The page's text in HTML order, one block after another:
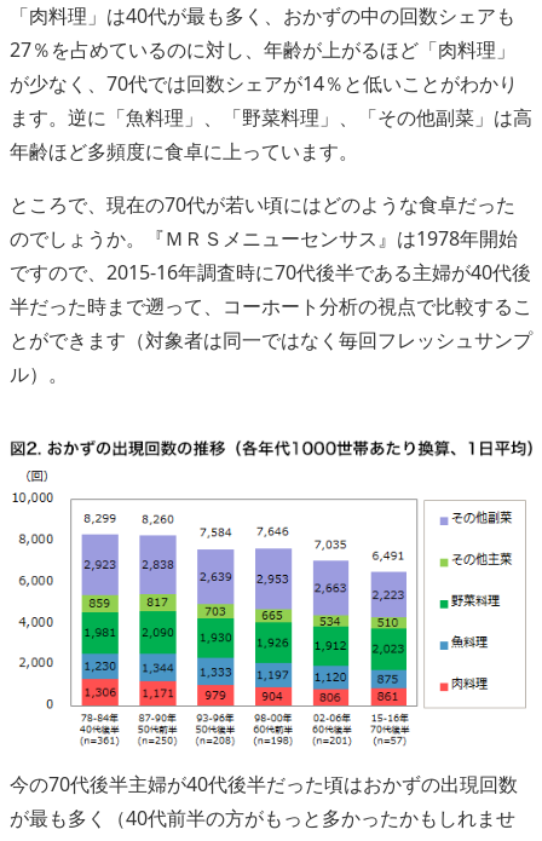
「肉料理」は40代が最も多く、おかずの中の回数シェアも
27％を占めているのに対し、年齢が上がるほど「肉料理」
が少なく、70代では回数シェアが14％と低いことがわかり
ます。逆に「魚料理」、「野菜料理」、「その他副菜」は高
年齢ほど多頻度に食卓に上っています。
ところで、現在の70代が若い頃にはどのような食卓だった
のでしょうか。『ＭＲＳメニューセンサス』は1978年開始
ですので、2015-16年調査時に70代後半である主婦が40代後
半だった時まで遡って、コーホート分析の視点で比較するこ
とができます（対象者は同一ではなく毎回フレッシュサンプ
ル）。
今の70代後半主婦が40代後半だった頃はおかずの出現回数
が最も多く（40代前半の方がもっと多かったかもしれませ